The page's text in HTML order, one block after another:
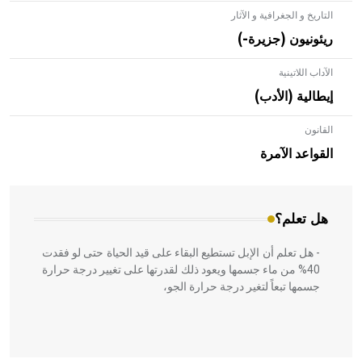
التاريخ و الجغرافية و الآثار
ريئونيون (جزيرة-)
الآداب اللاتينية
إيطالية (الأدب)
القانون
القواعد الآمرة
هل تعلم؟
- هل تعلم أن الأبلق نوع من الفنون الهندسية التي ارتبطت
بالعمارة الإسلامية في بلاد الشام ومصر خاصة، حيث يحرص
المعمار على بناء مداميكه وخاصة في الواجهات
- هل تعلم أن الإبل تستطيع البقاء على قيد الحياة حتى لو فقدت
40% من ماء جسمها ويعود ذلك لقدرتها على تغيير درجة حرارة
جسمها تبعاً لتغير درجة حرارة الجو،